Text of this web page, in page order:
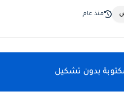
منذ عام
بدون تشكيل